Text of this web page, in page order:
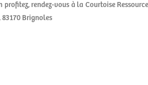
profitez, rendez-vous à la Courtoise
83170 Brignoles